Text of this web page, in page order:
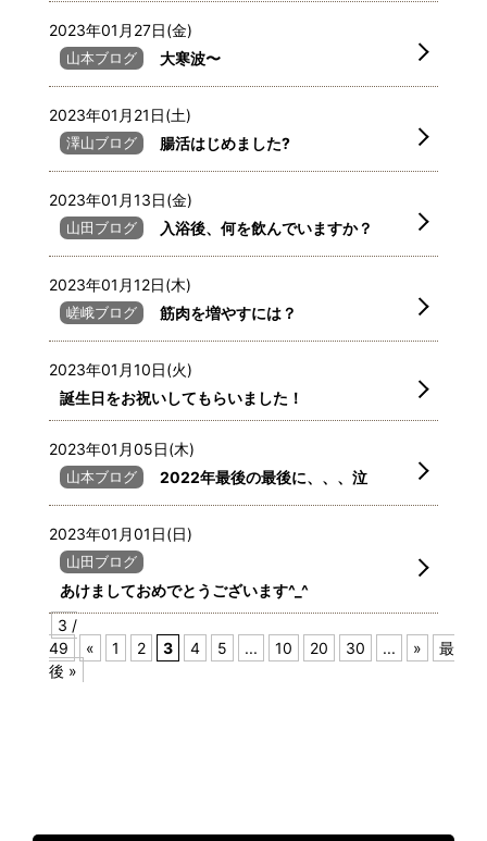
2023年01月27日(金)
山本ブログ 大寒波〜
2023年01月21日(土)
澤山ブログ 腸活はじめました?
2023年01月13日(金)
山田ブログ 入浴後、何を飲んでいますか？
2023年01月12日(木)
嵯峨ブログ 筋肉を増やすには？
2023年01月10日(火)
誕生日をお祝いしてもらいました！
2023年01月05日(木)
山本ブログ 2022年最後の最後に、、、泣
2023年01月01日(日)
山田ブログ
あけましておめでとうございます^_^
3 /
49
« 1 2 3 4 5 ... 10 20 30 ... »
最
後 »